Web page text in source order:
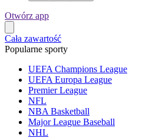
Otwórz app
Cała zawartość
Popularne sporty
UEFA Champions League
UEFA Europa League
Premier League
NFL
NBA Basketball
Major League Baseball
NHL